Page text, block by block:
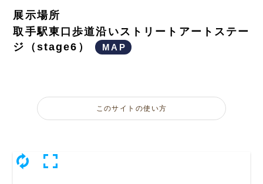
展示場所
取手駅東口歩道沿いストリートアートステー
ジ（stage6）
MAP
このサイトの使い方